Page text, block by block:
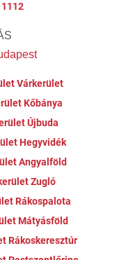
1112
Várkerület
Kőbánya
Újbuda
Hegyvidék
Angyalföld
Zugló
Rákospalota
Mátyásföld
Rákoskeresztúr